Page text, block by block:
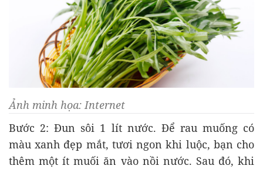
Ảnh minh họa: Internet
Bước 2: Đun sôi 1 lít nước. Để rau muống có
màu xanh đẹp mắt, tươi ngon khi luộc, bạn cho
thêm một ít muối ăn vào nồi nước. Sau đó, khi